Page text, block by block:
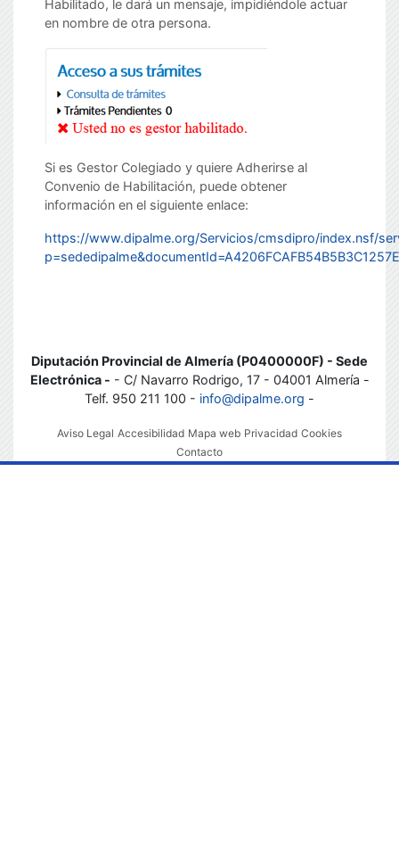
Habilitado, le dará un mensaje, impidiéndole actuar
en nombre de otra persona.
Si es Gestor Colegiado y quiere Adherirse al
Convenio de Habilitación, puede obtener
información en el siguiente enlace:
https://www.dipalme.org/Servicios/cmsdipro/index.nsf/
Diputación Provincial de Almería (P0400000F) - Sede
Electrónica - - C/ Navarro Rodrigo, 17 - 04001 Almería -
Telf. 950 211 100 - info@dipalme.org -
Aviso Legal Accesibilidad Mapa web Privacidad Cookies
Contacto